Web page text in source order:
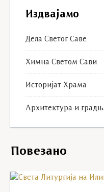
Издвајамо
Дела Светог Саве
Химна Светом Сави
Историјат Храма
Архитектура и
Повезано